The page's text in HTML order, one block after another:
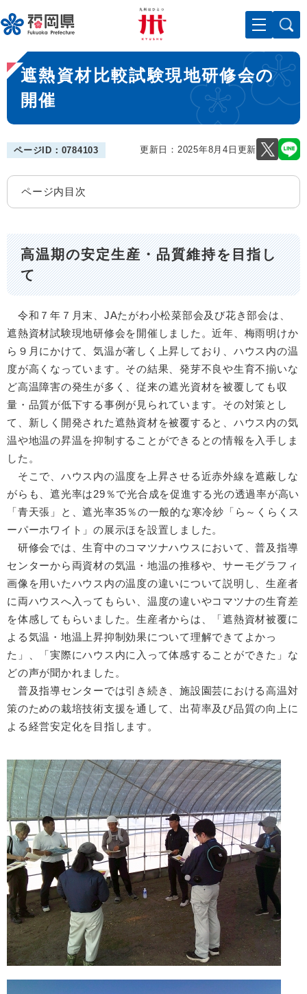
ー
ジ
先
頭
。
メニューを飛ばして本文へ
本
文
遮熱資材比較試験現地研修会の
開催
ページID：0784103 更新日：2025年8月4日更新
ページ内目次
高温期の安定生産・品質維持を目指し
て
令和７年７月末、JAたがわ小松菜部会及び花き部会は、
遮熱資材試験現地研修会を開催しました。近年、梅雨明けか
ら９月にかけて、気温が著しく上昇しており、ハウス内の温
度が高くなっています。その結果、発芽不良や生育不揃いな
ど高温障害の発生が多く、従来の遮光資材を被覆しても収
量・品質が低下する事例が見られています。その対策とし
て、新しく開発された遮熱資材を被覆すると、ハウス内の気
温や地温の昇温を抑制することができるとの情報を入手しま
した。
そこで、ハウス内の温度を上昇させる近赤外線を遮蔽しな
がらも、遮光率は29％で光合成を促進する光の透過率が高い
「青天張」と、遮光率35％の一般的な寒冷紗「ら～くらくス
ーパーホワイト」の展示ほを設置しました。
研修会では、生育中のコマツナハウスにおいて、普及指導
センターから両資材の気温・地温の推移や、サーモグラフィ
画像を用いたハウス内の温度の違いについて説明し、生産者
に両ハウスへ入ってもらい、温度の違いやコマツナの生育差
を体感してもらいました。生産者からは、「遮熱資材被覆に
よる気温・地温上昇抑制効果について理解できてよかっ
た」、「実際にハウス内に入って体感することができた」な
どの声が聞かれました。
普及指導センターでは引き続き、施設園芸における高温対
策のための栽培技術支援を通して、出荷率及び品質の向上に
よる経営安定化を目指します。